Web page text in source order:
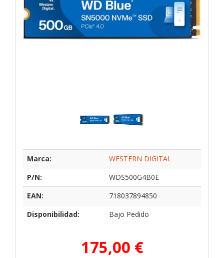
Marca:
WESTERN DIGITAL
P/N:
WDS500G4B0E
EAN:
718037894850
Disponibilidad:
Bajo Pedido
175,00 €